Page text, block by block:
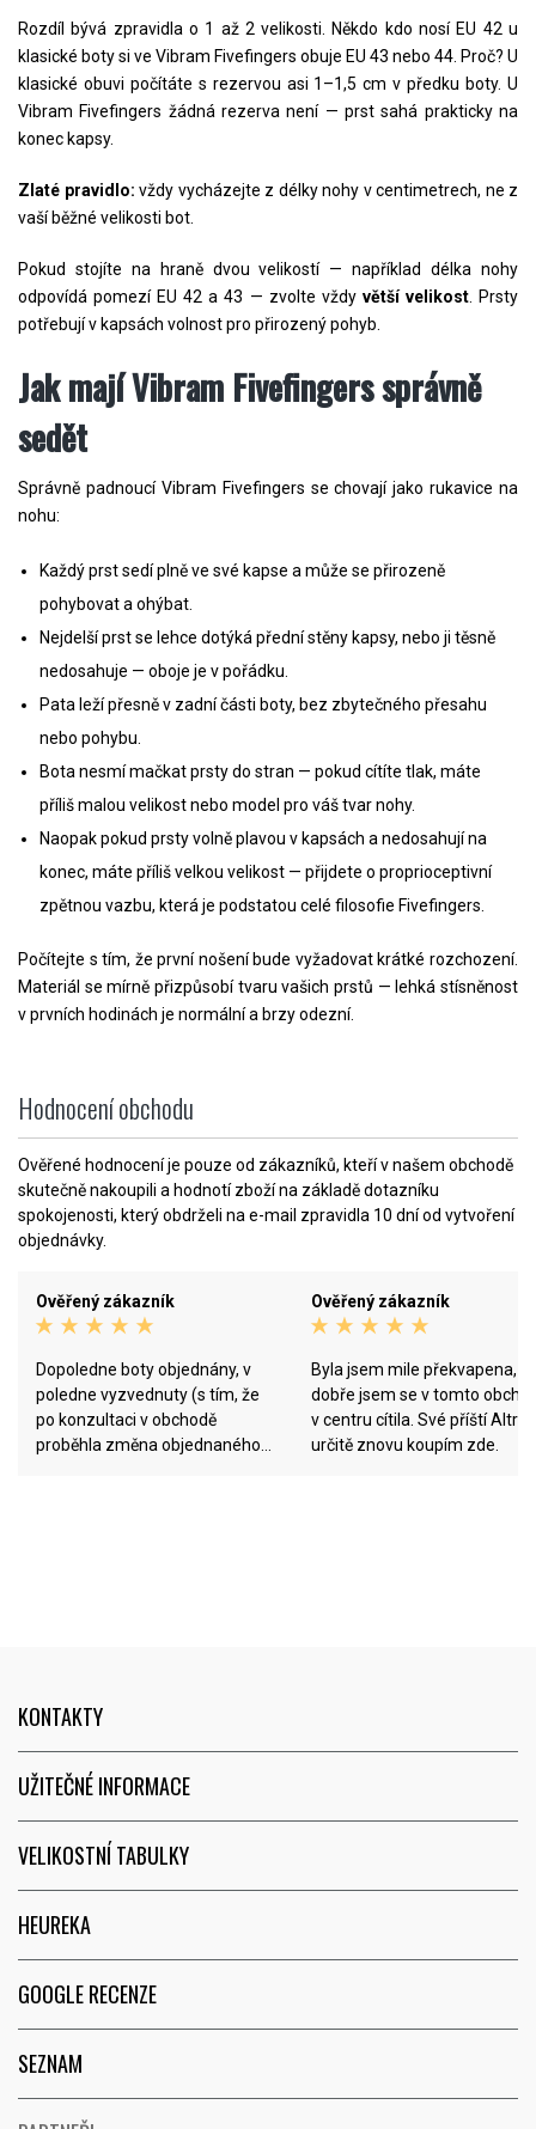
Rozdíl bývá zpravidla o 1 až 2 velikosti. Někdo kdo nosí EU 42 u
klasické boty si ve Vibram Fivefingers obuje EU 43 nebo 44. Proč? U
klasické obuvi počítáte s rezervou asi 1–1,5 cm v předku boty. U
Vibram Fivefingers žádná rezerva není — prst sahá prakticky na
konec kapsy.
Zlaté pravidlo: vždy vycházejte z délky nohy v centimetrech, ne z
vaší běžné velikosti bot.
Pokud stojíte na hraně dvou velikostí — například délka nohy
odpovídá pomezí EU 42 a 43 — zvolte vždy větší velikost. Prsty
potřebují v kapsách volnost pro přirozený pohyb.
Jak mají Vibram Fivefingers správně
sedět
Správně padnoucí Vibram Fivefingers se chovají jako rukavice na
nohu:
Každý prst sedí plně ve své kapse a může se přirozeně
pohybovat a ohýbat.
Nejdelší prst se lehce dotýká přední stěny kapsy, nebo ji těsně
nedosahuje — oboje je v pořádku.
Pata leží přesně v zadní části boty, bez zbytečného přesahu
nebo pohybu.
Bota nesmí mačkat prsty do stran — pokud cítíte tlak, máte
příliš malou velikost nebo model pro váš tvar nohy.
Naopak pokud prsty volně plavou v kapsách a nedosahují na
konec, máte příliš velkou velikost — přijdete o proprioceptivní
zpětnou vazbu, která je podstatou celé filosofie Fivefingers.
Počítejte s tím, že první nošení bude vyžadovat krátké rozchození.
Materiál se mírně přizpůsobí tvaru vašich prstů — lehká stísněnost
v prvních hodinách je normální a brzy odezní.
Hodnocení obchodu
Ověřené hodnocení je pouze od zákazníků, kteří v našem obchodě
skutečně nakoupili a hodnotí zboží na základě dotazníku
spokojenosti, který obdrželi na e-mail zpravidla 10 dní od vytvoření
objednávky.
Ověřený zákazník
Dopoledne boty objednány, v
poledne vyzvednuty (s tím, že
po konzultaci v obchodě
proběhla změna objednaného
Ověřený zákazník
Byla jsem mile překvapena,
dobře jsem se v tomto
v centru cítila. Své příští Altry
určitě znovu koupím zde.
KONTAKTY
UŽITEČNÉ INFORMACE
VELIKOSTNÍ TABULKY
HEUREKA
GOOGLE RECENZE
SEZNAM